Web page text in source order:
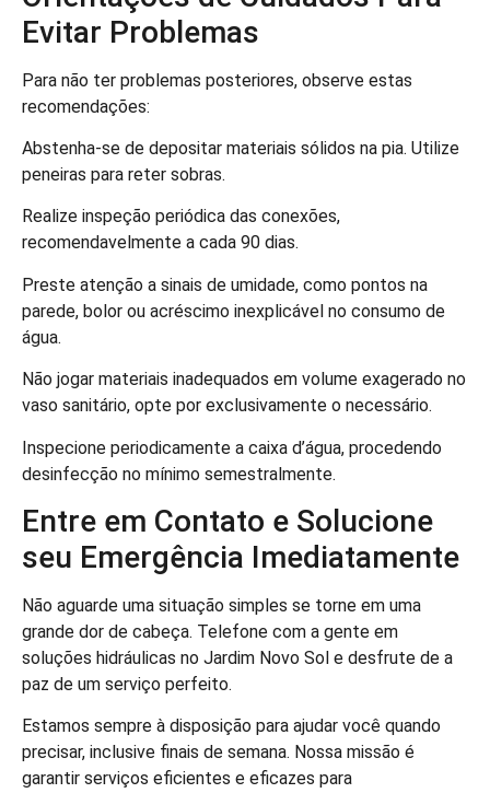
Evitar Problemas
Para não ter problemas posteriores, observe estas
recomendações:
Abstenha-se de depositar materiais sólidos na pia. Utilize
peneiras para reter sobras.
Realize inspeção periódica das conexões,
recomendavelmente a cada 90 dias.
Preste atenção a sinais de umidade, como pontos na
parede, bolor ou acréscimo inexplicável no consumo de
água.
Não jogar materiais inadequados em volume exagerado no
vaso sanitário, opte por exclusivamente o necessário.
Inspecione periodicamente a caixa d’água, procedendo
desinfecção no mínimo semestralmente.
Entre em Contato e Solucione
seu Emergência Imediatamente
Não aguarde uma situação simples se torne em uma
grande dor de cabeça. Telefone com a gente em
soluções hidráulicas no Jardim Novo Sol e desfrute de a
paz de um serviço perfeito.
Estamos sempre à disposição para ajudar você quando
precisar, inclusive finais de semana. Nossa missão é
garantir serviços eficientes e eficazes para